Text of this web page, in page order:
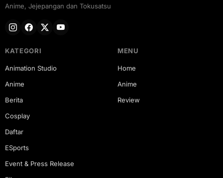
Anime, Jejepangan dan Tokusatsu
KATEGORI
Animation Studio
Anime
Berita
Cosplay
Daftar
ESports
Event & Press Release
MENU
Home
Anime
Review